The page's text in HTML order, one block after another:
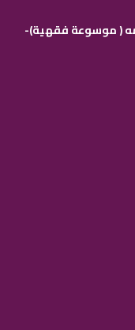
( موسوعة فقهية)-